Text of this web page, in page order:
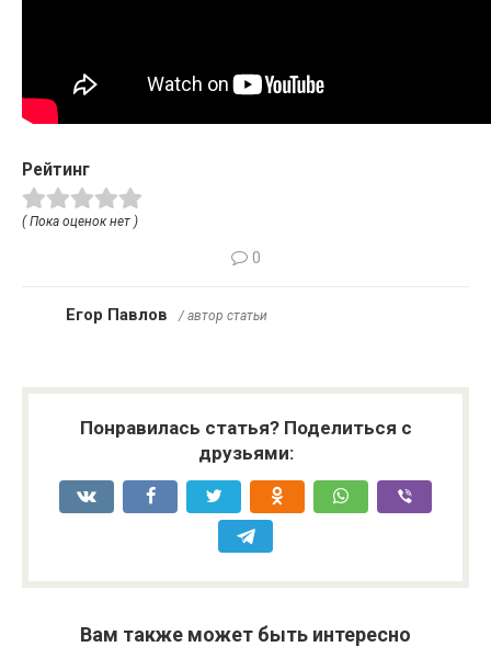
Рейтинг
( Пока оценок нет )
0
Егор Павлов / автор статьи
Понравилась статья? Поделиться с
друзьями:
Вам также может быть интересно